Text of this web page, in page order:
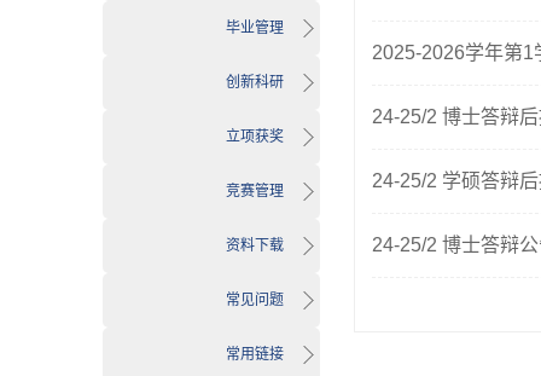
毕业管理
创新科研
立项获奖
竞赛管理
资料下载
常见问题
常用链接
2025-2026学年第
24-25/2 博士答辩
24-25/2 学硕答辩
24-25/2 博士答辩